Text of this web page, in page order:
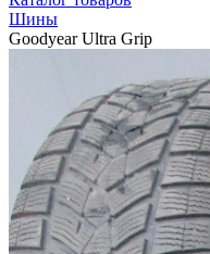
Шины
Goodyear Ultra Grip